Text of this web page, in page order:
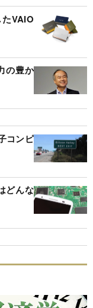
VAIO
の豊か
コンピ
どんな